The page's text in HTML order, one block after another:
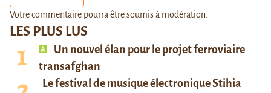
LES PLUS LUS
Un nouvel élan pour le projet ferroviaire
transafghan
Le festival de musique électronique Stihia
Votre commentaire pourra être soumis à modération.